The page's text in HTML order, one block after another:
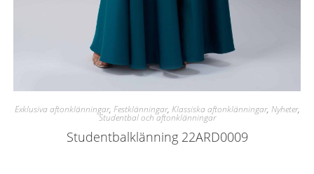
Exklusiva aftonklänningar, Festklänningar, Klassiska aftonklänningar, Nyheter,
Studentbal och aftonklänningar
Studentbalklänning 22ARD0009